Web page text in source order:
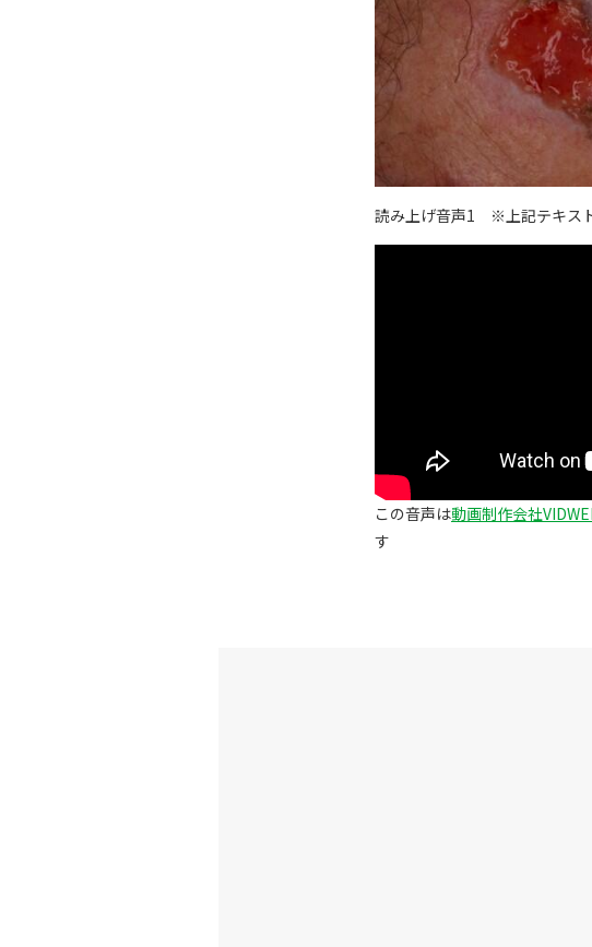
読み上げ音声1 ※上記テキスト
この音声は動画制作会社
す